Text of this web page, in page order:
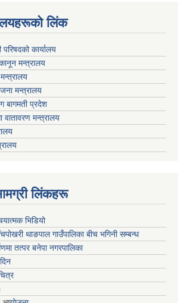
लिंक
कार्यालय
मन्त्रालय
मन्त्रालय
मन्त्रालय
बागमती प्रदेश
वातावरण मन्त्रालय
लिंकहरू
भिडियो
थाङपाल गाउँपालिका बीच भगिनी सम्बन्ध
तत्पर बनेपा नगरपालिका